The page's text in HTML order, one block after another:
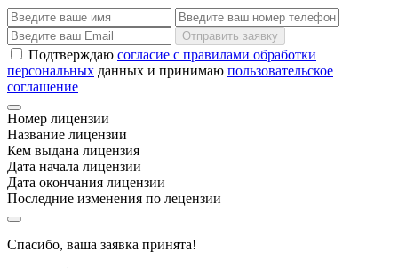
Отправить заявку
Подтверждаю согласие с правилами обработки
персональных данных и принимаю пользовательское
соглашение
Номер лицензии
Название лицензии
Кем выдана лицензия
Дата начала лицензии
Дата окончания лицензии
Последние изменения по лецензии
Спасибо, ваша заявка принята!